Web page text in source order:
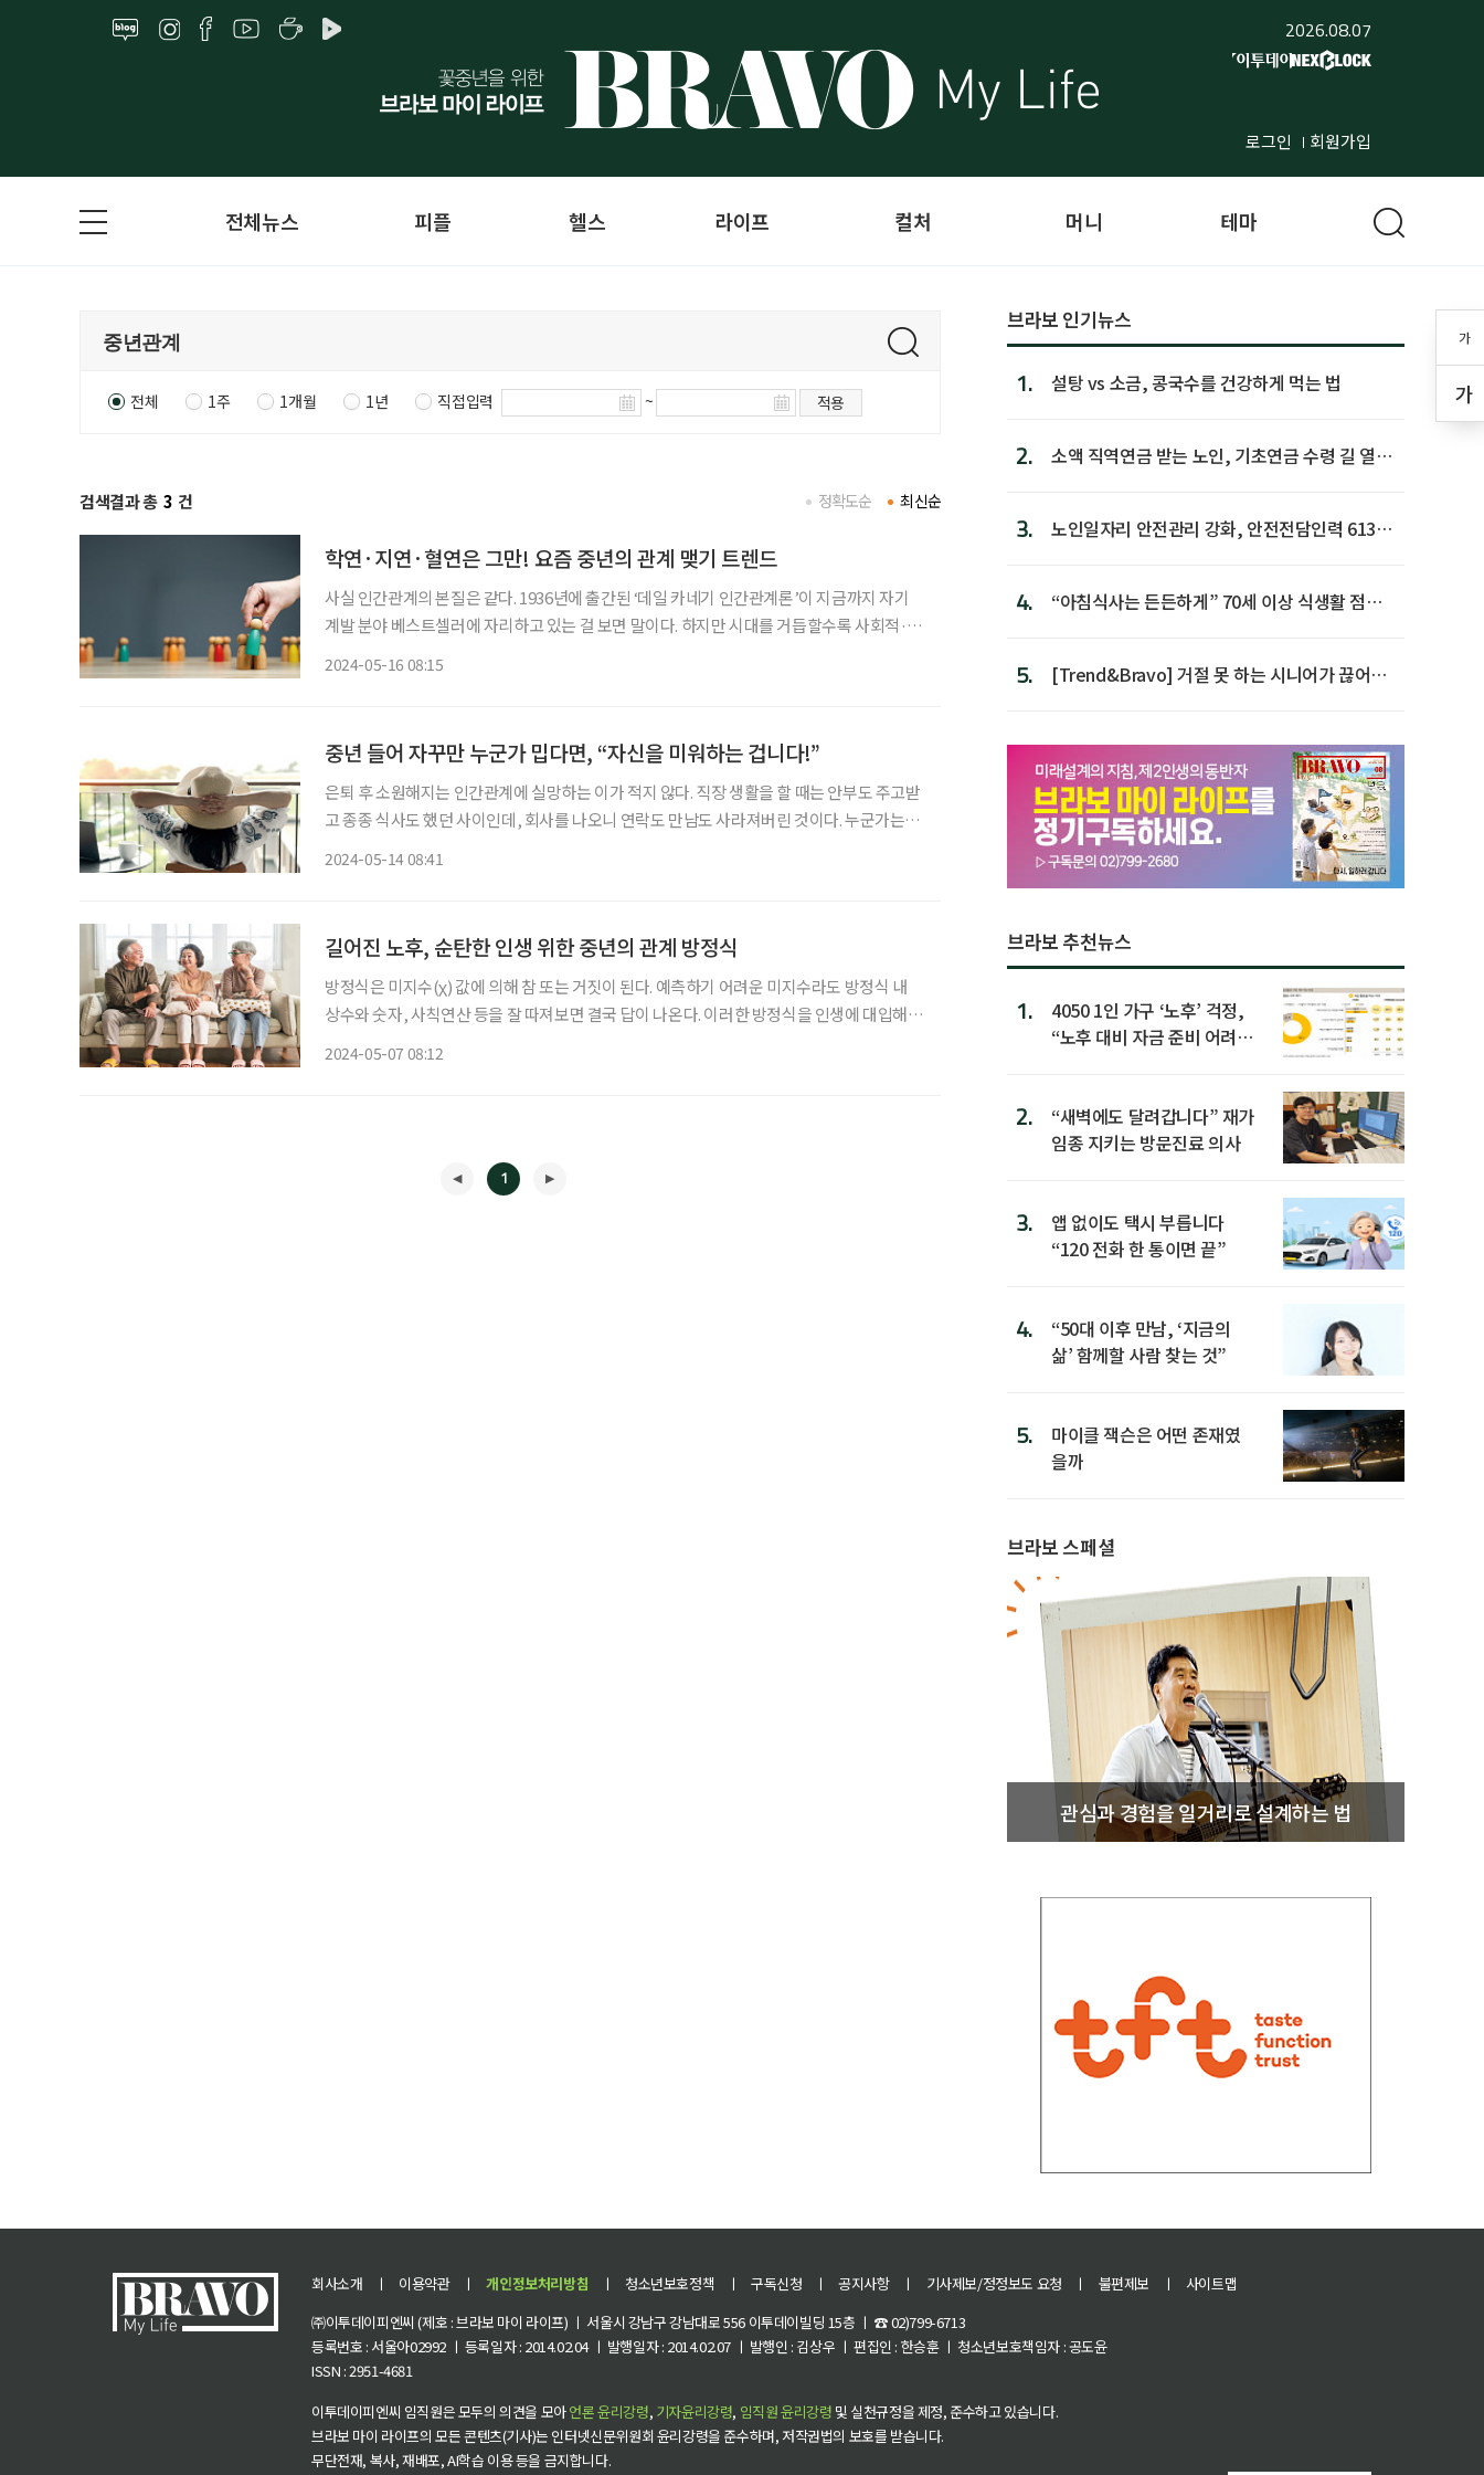
2026.08.07
로그인 회원가입
가
가
전체뉴스 피플 헬스 라이프 컬처 머니 테마
전체 1주 1개월 1년 직접입력 ~ 적용
검색결과 총 3 건 최신순
정확도순
학연·지연·혈연은 그만! 요즘 중년의 관계 맺기 트렌드
사실 인간관계의 본질은 같다. 1936년에 출간된 ‘데일 카네기 인간관계론’이 지금까지 자기
계발 분야 베스트셀러에 자리하고 있는 걸 보면 말이다. 하지만 시대를 거듭할수록 사회적·문
2024-05-16 08:15
중년 들어 자꾸만 누군가 밉다면, “자신을 미워하는 겁니다!”
은퇴 후 소원해지는 인간관계에 실망하는 이가 적지 않다. 직장 생활을 할 때는 안부도 주고받
고 종종 식사도 했던 사이인데, 회사를 나오니 연락도 만남도 사라져버린 것이다. 누군가는
2024-05-14 08:41
길어진 노후, 순탄한 인생 위한 중년의 관계 방정식
방정식은 미지수(χ) 값에 의해 참 또는 거짓이 된다. 예측하기 어려운 미지수라도 방정식 내
상수와 숫자, 사칙연산 등을 잘 따져보면 결국 답이 나온다. 이러한 방정식을 인생에 대입해보
2024-05-07 08:12
1
브라보 인기뉴스
1. 설탕 vs 소금, 콩국수를 건강하게 먹는 법
2.
소액 직역연금 받는 노인, 기초연금 수령 길 열린
3.
노인일자리 안전관리 강화, 안전전담인력 613명
4.
“아침식사는 든든하게” 70세 이상 식생활 점수
5.
[Trend&Bravo] 거절 못 하는 시니어가 끊어야
브라보 추천뉴스
1.
4050 1인 가구 ‘노후’ 걱정,
“노후 대비 자금 준비 어려
2.
“새벽에도 달려갑니다” 재가
임종 지키는 방문진료 의사
3.
앱 없이도 택시 부릅니다
“120 전화 한 통이면 끝”
4.
“50대 이후 만남, ‘지금의
삶’ 함께할 사람 찾는 것”
5.
마이클 잭슨은 어떤 존재였
을까
브라보 스페셜
관심과 경험을 일거리로 설계하는 법
회사소개 ㅣ 이용약관 ㅣ 개인정보처리방침 ㅣ 청소년보호정책 ㅣ 구독신청 ㅣ 공지사항 ㅣ 기사제보/정정보도 요청 ㅣ 불편제보 ㅣ
사이트맵
㈜이투데이피엔씨 (제호 : 브라보 마이 라이프) ㅣ 서울시 강남구 강남대로 556 이투데이빌딩 15층 ㅣ ☎ 02)799-6713
등록번호 : 서울아02992 ㅣ 등록일자 : 2014.02.04 ㅣ 발행일자 : 2014.02.07 ㅣ 발행인 : 김상우 ㅣ 편집인 : 한승훈 ㅣ 청소년보호책임자 : 공도윤
ISSN : 2951-4681
이투데이피엔씨 임직원은 모두의 의견을 모아언론 윤리강령, 기자윤리강령, 임직원 윤리강령 및 실천규정을 제정, 준수하고 있습니다.
브라보 마이 라이프의 모든 콘텐츠(기사)는 인터넷신문위원회 윤리강령을 준수하며, 저작권법의 보호를 받습니다.
무단전재, 복사, 재배포, AI학습 이용 등을 금지합니다.